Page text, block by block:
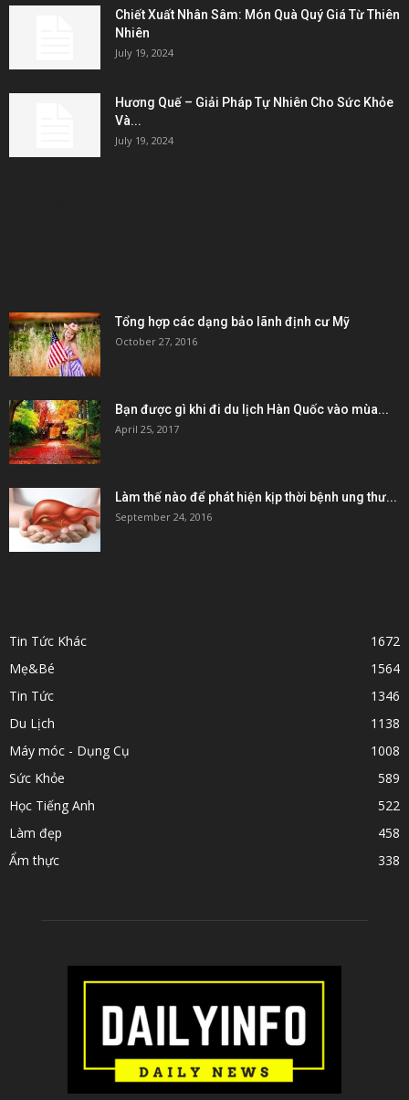
Chiết Xuất Nhân Sâm: Món Quà Quý Giá Từ Thiên
Nhiên
July 19, 2024
Hương Quế – Giải Pháp Tự Nhiên Cho Sức Khỏe
Và...
July 19, 2024
Tổng hợp các dạng bảo lãnh định cư Mỹ
October 27, 2016
Bạn được gì khi đi du lịch Hàn Quốc vào mùa...
April 25, 2017
Làm thế nào để phát hiện kịp thời bệnh ung thư...
September 24, 2016
Tin Tức Khác
1672
Mẹ&Bé
1564
Tin Tức
1346
Du Lịch
1138
Máy móc - Dụng Cụ
1008
Sức Khỏe
589
Học Tiếng Anh
522
Làm đẹp
458
Ẩm thực
338